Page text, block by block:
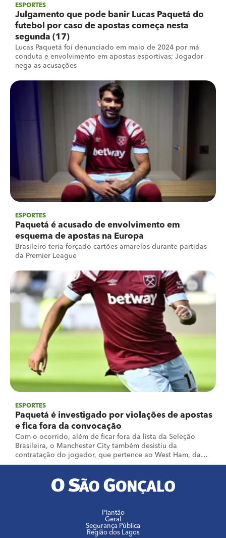
ESPORTES
Julgamento que pode banir Lucas Paquetá do
futebol por caso de apostas começa nesta
segunda (17)
Lucas Paquetá foi denunciado em maio de 2024 por má
conduta e envolvimento em apostas esportivas; Jogador
nega as acusações
ESPORTES
Paquetá é acusado de envolvimento em
esquema de apostas na Europa
Brasileiro teria forçado cartões amarelos durante partidas
da Premier League
ESPORTES
Paquetá é investigado por violações de apostas
e fica fora da convocação
Com o ocorrido, além de ficar fora da lista da Seleção
Brasileira, o Manchester City também desistiu da
contratação do jogador, que pertence ao West Ham, da
Inglaterra
Plantão
Geral
Segurança Pública
Região dos Lagos